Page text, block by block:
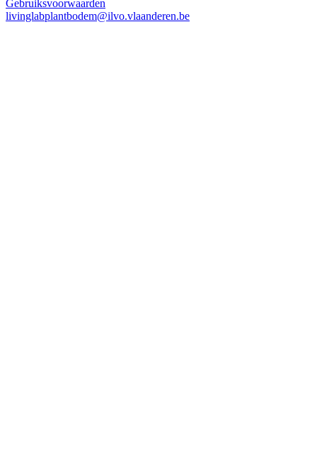
Gebruiksvoorwaarden
livinglabplantbodem@ilvo.vlaanderen.be